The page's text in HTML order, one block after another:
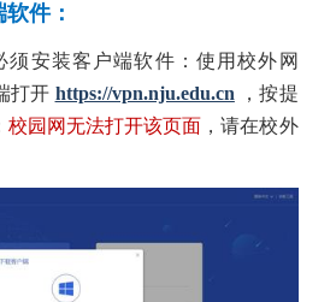
件：
安装客户端软件：使用校外网
打开 https://vpn.nju.edu.cn，按提
校园网无法打开该页面 ，请在校外